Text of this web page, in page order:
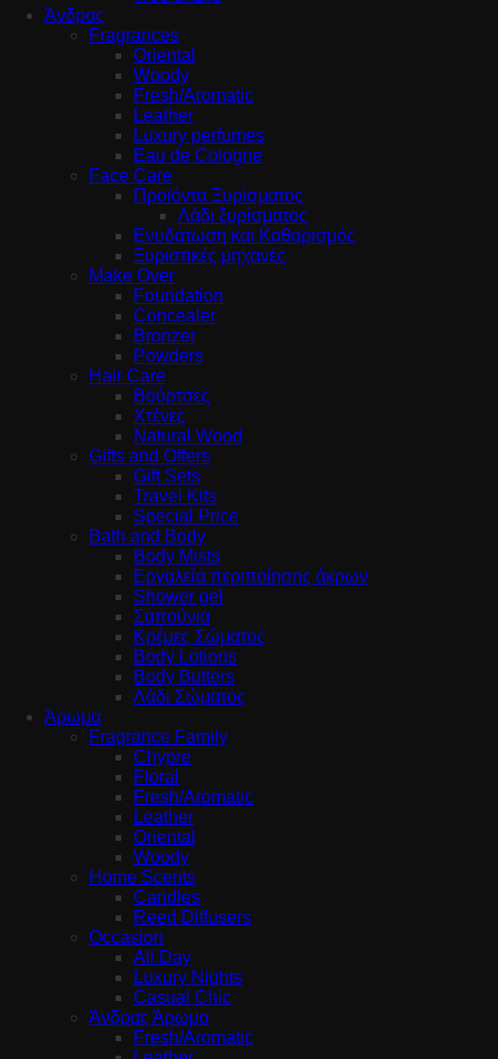
Άνδρας
Fragrances
Oriental
Woody
Fresh/Aromatic
Leather
Luxury perfumes
Eau de Cologne
Face Care
Προϊόντα Ξυρίσματος
Λάδι ξυρίσματος
Ενυδάτωση και Καθαρισμός
Ξυριστικές μηχανές
Make Over
Foundation
Concealer
Bronzer
Powders
Hair Care
Βούρτσες
Χτένες
Natural Wood
Gifts and Offers
Gift Sets
Travel Kits
Special Price
Bath and Body
Body Mists
Εργαλεία περιποίησης άκρων
Shower gel
Σαπούνια
Κρέμες Σώματος
Body Lotions
Body Butters
Λάδι Σώματος
Άρωμα
Fragrance Family
Chypre
Floral
Fresh/Aromatic
Leather
Oriental
Woody
Home Scents
Candles
Reed Diffusers
Occasion
All Day
Luxury Nights
Casual Chic
Άνδρας Άρωμα
Fresh/Aromatic